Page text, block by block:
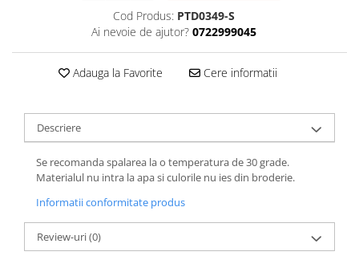
Cod Produs: PTD0349-S
Ai nevoie de ajutor? 0722999045
Adauga la Favorite Cere informatii
Descriere
Se recomanda spalarea la o temperatura de 30 grade.
Materialul nu intra la apa si culorile nu ies din broderie.
Informatii conformitate produs
Review-uri(0)